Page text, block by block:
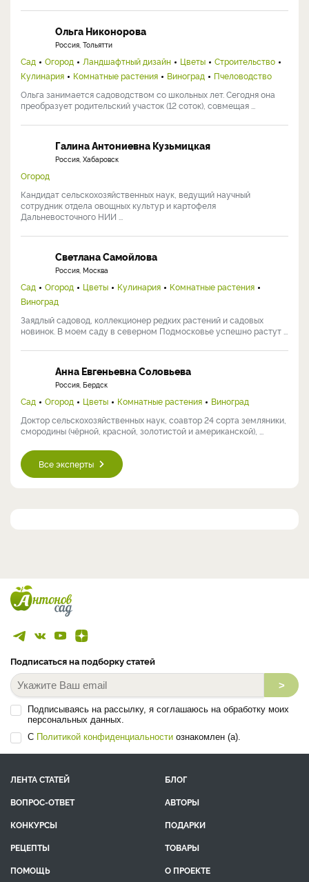
Ольга Никонорова
Россия, Тольятти
Сад Огород Ландшафтный дизайн Цветы
Строительство
Кулинария
Комнатные растения Виноград
Пчеловодство
Ольга занимается садоводством со школьных лет. Сегодня она
преобразует родительский участок (12 соток), совмещая ...
Галина Антониевна Кузьмицкая
Россия, Хабаровск
Огород
Кандидат сельскохозяйственных наук, ведущий научный
сотрудник отдела овощных культур и картофеля
Дальневосточного НИИ ...
Светлана Самойлова
Россия, Москва
Сад Огород Цветы Кулинария
Комнатные растения
Виноград
Заядлый садовод, коллекционер редких растений и садовых
новинок. В моем саду в северном Подмосковье успешно растут ...
Анна Евгеньевна Соловьева
Россия, Бердск
Сад Огород Цветы Комнатные растения
Виноград
Доктор сельскохозяйственных наук, соавтор 24 сорта земляники,
смородины (чёрной, красной, золотистой и американской), ...
Все эксперты
Подписаться на подборку статей
>
Подписываясь на рассылку, я соглашаюсь на обработку моих
персональных данных.
С Политикой конфиденциальности ознакомлен (а).
ЛЕНТА СТАТЕЙ
БЛОГ
ВОПРОС-ОТВЕТ
АВТОРЫ
КОНКУРСЫ
ПОДАРКИ
РЕЦЕПТЫ
ТОВАРЫ
ПОМОЩЬ
О ПРОЕКТЕ